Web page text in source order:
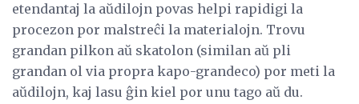
etendantaj la aŭdilojn povas helpi rapidigi la
procezon por malstreĉi la materialojn. Trovu
grandan pilkon aŭ skatolon (similan aŭ pli
grandan ol via propra kapo-grandeco) por meti la
aŭdilojn, kaj lasu ĝin kiel por unu tago aŭ du.